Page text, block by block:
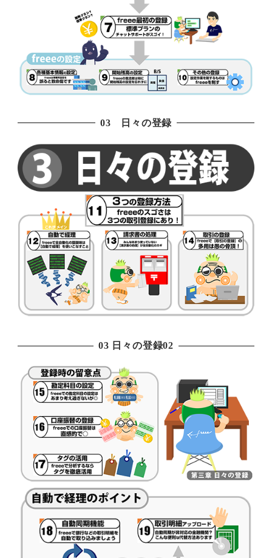
03 日々の登録
03 日々の登録02